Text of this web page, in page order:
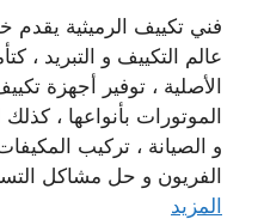
فني تكييف الرميثية
عالم التكييف و التبريد ،
الأصلية ، توفير أجهزة
الموتورات بأنواعها ،
و الصيانة ، تركيب
الفريون و حل مشاكل
المزيد